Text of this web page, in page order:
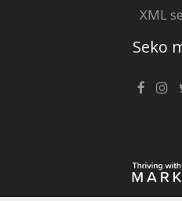
XML
Seko